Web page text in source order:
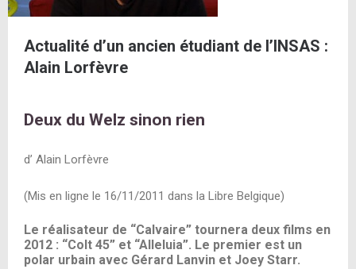
Actualité d’un ancien étudiant de l’INSAS :
Alain Lorfèvre
Deux du Welz sinon rien
d’ Alain Lorfèvre
(Mis en ligne le 16/11/2011 dans la Libre Belgique)
Le réalisateur de “Calvaire” tournera deux films en
2012 : “Colt 45” et “Alleluia”. Le premier est un
polar urbain avec Gérard Lanvin et Joey Starr.